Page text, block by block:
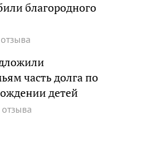
благородного
часть долга по
детей